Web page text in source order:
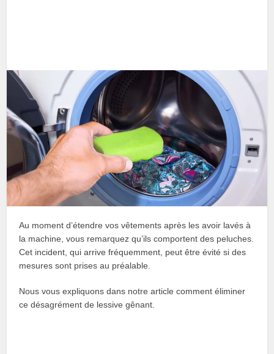
Au moment d’étendre vos vêtements après les avoir lavés à
la machine, vous remarquez qu’ils comportent des peluches.
Cet incident, qui arrive fréquemment, peut être évité si des
mesures sont prises au préalable.
Nous vous expliquons dans notre article comment éliminer
ce désagrément de lessive gênant.